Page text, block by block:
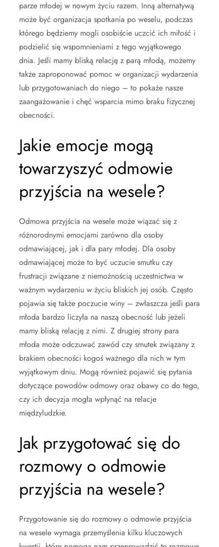
parze młodej w nowym życiu razem. Inną alternatywą
może być organizacja spotkania po weselu, podczas
którego będziemy mogli osobiście uczcić ich miłość i
podzielić się wspomnieniami z tego wyjątkowego
dnia. Jeśli mamy bliską relację z parą młodą, możemy
także zaproponować pomoc w organizacji wydarzenia
lub przygotowaniach do niego – to pokaże nasze
zaangażowanie i chęć wsparcia mimo braku fizycznej
obecności.
Jakie emocje mogą
towarzyszyć odmowie
przyjścia na wesele?
Odmowa przyjścia na wesele może wiązać się z
różnorodnymi emocjami zarówno dla osoby
odmawiającej, jak i dla pary młodej. Dla osoby
odmawiającej może to być uczucie smutku czy
frustracji związane z niemożnością uczestnictwa w
ważnym wydarzeniu w życiu bliskich jej osób. Często
pojawia się także poczucie winy – zwłaszcza jeśli para
młoda bardzo liczyła na naszą obecność lub jeżeli
mamy bliską relację z nimi. Z drugiej strony para
młoda może odczuwać zawód czy smutek związany z
brakiem obecności kogoś ważnego dla nich w tym
wyjątkowym dniu. Mogą również pojawić się pytania
dotyczące powodów odmowy oraz obawy co do tego,
czy ich decyzja mogła wpłynąć na relacje
międzyludzkie.
Jak przygotować się do
rozmowy o odmowie
przyjścia na wesele?
Przygotowanie się do rozmowy o odmowie przyjścia
na wesele wymaga przemyślenia kilku kluczowych